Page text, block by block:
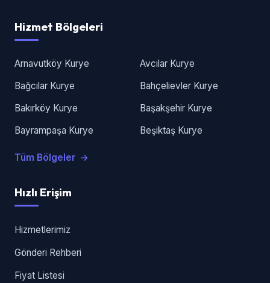
Hizmet Bölgeleri
Arnavutköy Kurye
Avcılar Kurye
Bağcılar Kurye
Bahçelievler Kurye
Bakırköy Kurye
Başakşehir Kurye
Bayrampaşa Kurye
Beşiktaş Kurye
Tüm Bölgeler
Hızlı Erişim
Hizmetlerimiz
Gönderi Rehberi
Fiyat Listesi